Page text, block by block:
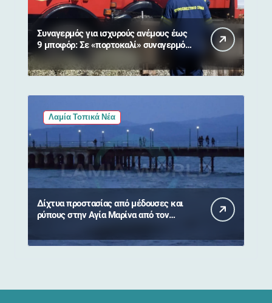
Συναγερμός για ισχυρούς ανέμους έως
9 μποφόρ: Σε «πορτοκαλί» συναγερμό
η Στερεά Ελλάδα
Λαμία Τοπικά Νέα
Δίχτυα προστασίας από μέδουσες και
ρύπους στην Αγία Μαρίνα από τον